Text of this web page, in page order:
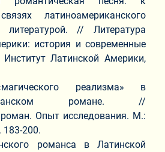
латиноамериканского
// Литература
история и современные
Латинской Америки,
реализма» в
романе. //
Опыт исследования. М.:
183-200.
романса в Латинской